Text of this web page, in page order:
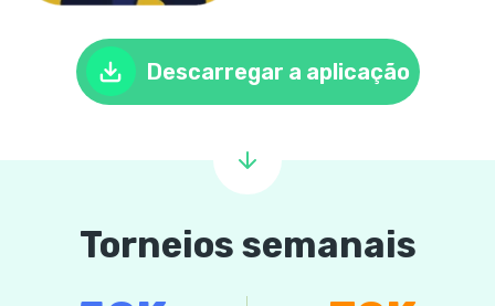
Descarregar a aplicação
Torneios semanais